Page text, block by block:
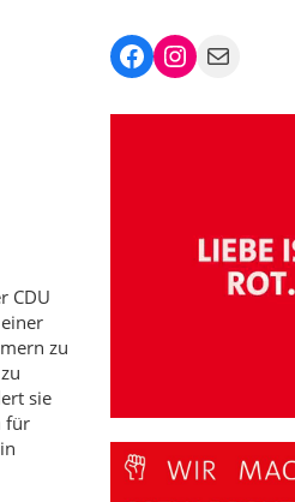
CDU
zu
sie
für
Facebook
Instagram
Mail